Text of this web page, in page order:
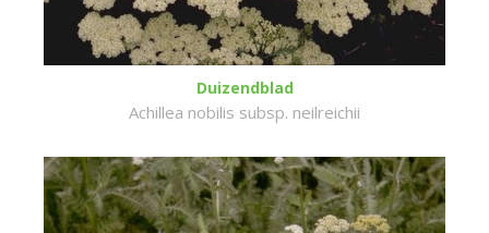
Duizendblad
Achillea nobilis subsp. neilreichii